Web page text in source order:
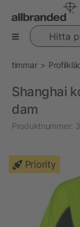
Hitta
timmar
Shanghai
dam
Produktnummer:
Priority